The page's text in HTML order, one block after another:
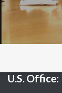
U.S. Office: